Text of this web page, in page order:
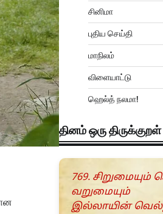
சினிமா
புதிய செய்தி
மாநிலம்
விளையாட்டு
ஹெல்த் நலமா!
தினம் ஒரு திருக்குறள்
769. சிறுமையும்
வறுமையும்
இல்லாயின்